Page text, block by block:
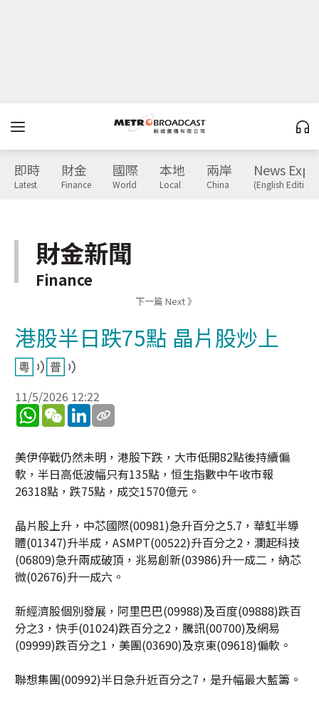
即時
Latest
財金
Finance
國際
World
本地
Local
兩岸
China
News
(English Edition)
財金新聞
Finance
下一篇 Next 》
港股半日跌75點 晶片股炒上
11/5/2026 12:22
WhatsApp
WeChatLinkedIn
美伊停戰仍然未明，港股下跌，大市低開82點後持續偏
軟，半日高低波幅只有135點，恒生指數中午收市報
26318點，跌75點，成交1570億元。
晶片股上升，中芯國際(00981)急升百分之5.7，華虹半導
體(01347)升半成，ASMPT(00522)升百分之2，瀾起科技
(06809)急升兩成破頂，兆易創新(03986)升一成二，納芯
微(02676)升一成六。
新經濟股個別發展，阿里巴巴(09988)及百度(09888)跌百
分之3，快手(01024)跌百分之2，騰訊(00700)及網易
(09999)跌百分之1，美團(03690)及京東(09618)偏軟。
聯想集團(00992)半日急升近百分之7，是升幅最大藍籌。